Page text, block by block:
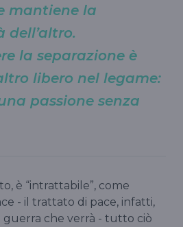
mantiene la
dell’altro.
la separazione è
libero nel legame:
passione senza
è “intrattabile”, come
- il trattato di pace, infatti,
guerra che verrà - tutto ciò